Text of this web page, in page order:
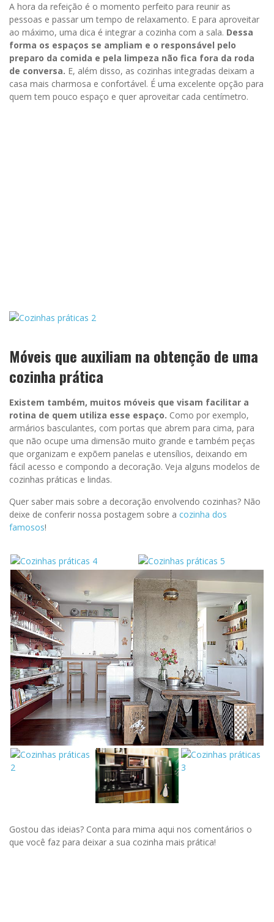
A hora da refeição é o momento perfeito para reunir as
pessoas e passar um tempo de relaxamento. E para aproveitar
ao máximo, uma dica é integrar a cozinha com a sala. Dessa
forma os espaços se ampliam e o responsável pelo
preparo da comida e pela limpeza não fica fora da roda
de conversa. E, além disso, as cozinhas integradas deixam a
casa mais charmosa e confortável. É uma excelente opção para
quem tem pouco espaço e quer aproveitar cada centímetro.
Móveis que auxiliam na obtenção de uma
cozinha prática
Existem também, muitos móveis que visam facilitar a
rotina de quem utiliza esse espaço. Como por exemplo,
armários basculantes, com portas que abrem para cima, para
que não ocupe uma dimensão muito grande e também peças
que organizam e expõem panelas e utensílios, deixando em
fácil acesso e compondo a decoração. Veja alguns modelos de
cozinhas práticas e lindas.
Quer saber mais sobre a decoração envolvendo cozinhas? Não
deixe de conferir nossa postagem sobre a cozinha dos
famosos!
Gostou das ideias? Conta para mima aqui nos comentários o
que você faz para deixar a sua cozinha mais prática!